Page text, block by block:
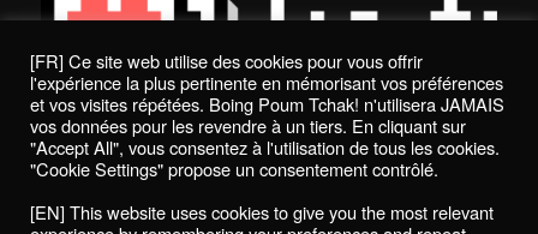
Politique de confidentialité / Privacy Policy
Boing Poum Tchak! - 2022
[FR] Ce site web utilise des cookies pour vous offrir
l'expérience la plus pertinente en mémorisant vos préférences
et vos visites répétées. Boing Poum Tchak! n'utilisera JAMAIS
vos données pour les revendre à un tiers. En cliquant sur
"Accept All", vous consentez à l'utilisation de tous les cookies.
"Cookie Settings" propose un consentement contrôlé.
[EN] This website uses cookies to give you the most relevant